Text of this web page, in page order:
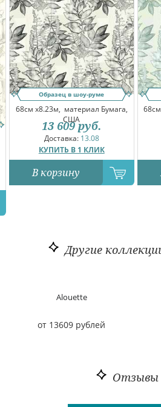
Образец в шоу-руме
68см x8.23м, материал Бумага,
США
Доставка: 13.08
КУПИТЬ В 1 КЛИК
13 609 руб.
В корзину
Другие
Alouette
от 13609 рублей
Отзывы